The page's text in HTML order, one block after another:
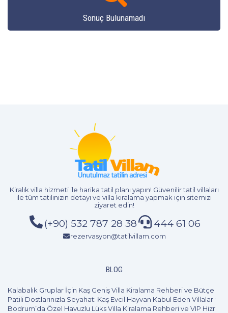
Sonuç Bulunamadı
Kiralık villa hizmetiile harika tatil planı yapın! Güvenilir tatil villaları
ile tüm tatilinizin detayı ve villa kiralama yapmak için sitemizi
ziyaret edin!
(+90) 532 787 28 38 444 61 06
rezervasyon@tatilvillam.com
BLOG
Kalabalık Gruplar İçin Kaş Geniş Villa Kiralama Rehberi ve Bütçe
Patili Dostlarınızla Seyahat: Kaş Evcil Hayvan Kabul Eden Villalar ve
Bodrum’da Özel Havuzlu Lüks Villa Kiralama Rehberi ve VIP